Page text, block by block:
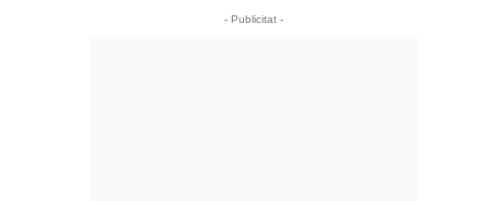
- Publicitat -